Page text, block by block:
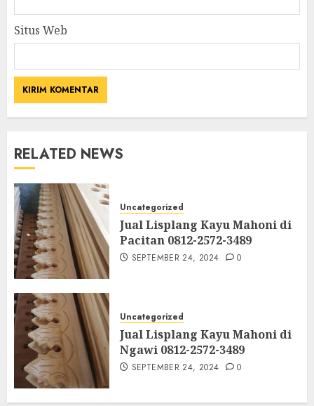
Situs Web
RELATED NEWS
Uncategorized
Jual Lisplang Kayu Mahoni di
Pacitan 0812-2572-3489
SEPTEMBER 24, 2024 0
Uncategorized
Jual Lisplang Kayu Mahoni di
Ngawi 0812-2572-3489
SEPTEMBER 24, 2024 0